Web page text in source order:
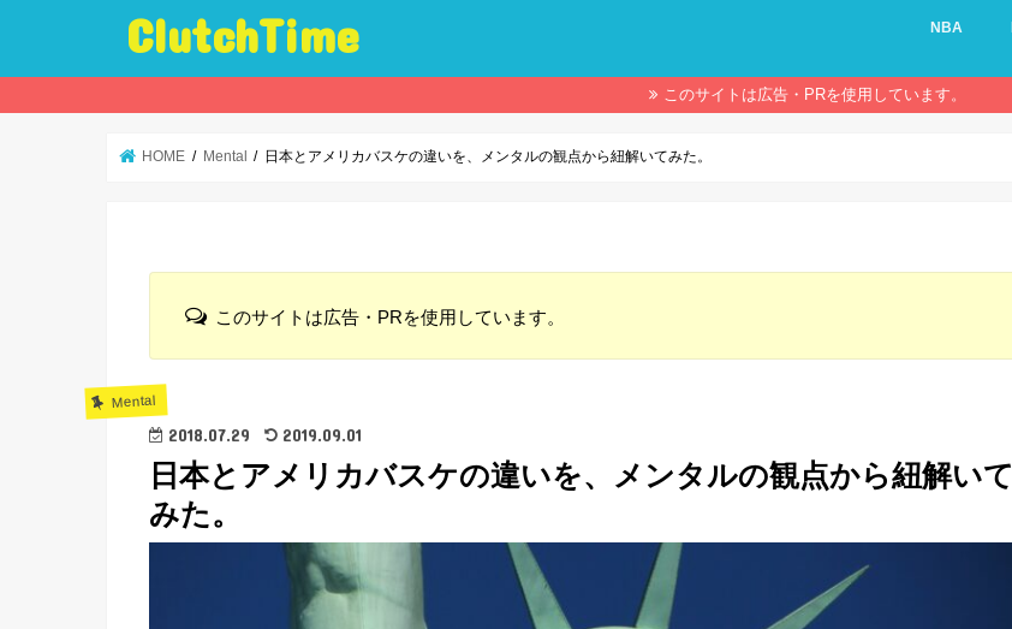
ClutchTime NBA
このサイトは広告・PRを使用しています。
HOME Mental 日本とアメリカバスケの違いを、メンタルの観点から紐解いてみた。
このサイトは広告・PRを使用しています。
Mental
2018.07.29 2019.09.01
日本とアメリカバスケの違いを、メンタルの観点から紐解いて
みた。